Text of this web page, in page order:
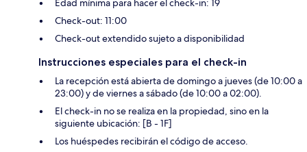
Edad mínima para hacer el check-in: 19
Check-out: 11:00
Check-out extendido sujeto a disponibilidad
Instrucciones especiales para el check-in
La recepción está abierta de domingo a jueves (de 10:00 a
23:00) y de viernes a sábado (de 10:00 a 02:00).
El check-in no se realiza en la propiedad, sino en la
siguiente ubicación: [B - 1F]
Los huéspedes recibirán el código de acceso.